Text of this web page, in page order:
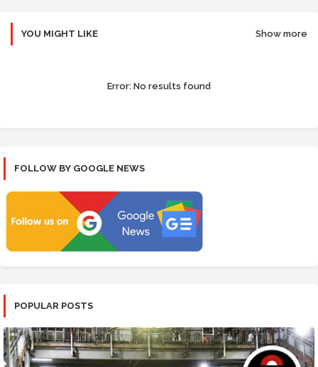
YOU MIGHT LIKE Show more
Error: No results found
FOLLOW BY GOOGLE NEWS
POPULAR POSTS